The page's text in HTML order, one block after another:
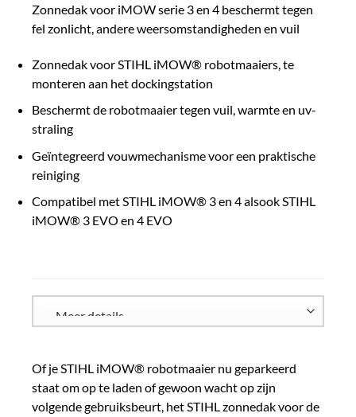
Zonnedak voor iMOW serie 3 en 4 beschermt tegen
fel zonlicht, andere weersomstandigheden en vuil
Zonnedak voor STIHL iMOW® robotmaaiers, te
monteren aan het dockingstation
Beschermt de robotmaaier tegen vuil, warmte en uv-
straling
Geïntegreerd vouwmechanisme voor een praktische
reiniging
Compatibel met STIHL iMOW® 3 en 4 alsook STIHL
iMOW® 3 EVO en 4 EVO
Of je STIHL iMOW® robotmaaier nu geparkeerd
staat om op te laden of gewoon wacht op zijn
volgende gebruiksbeurt, het STIHL zonnedak voor de